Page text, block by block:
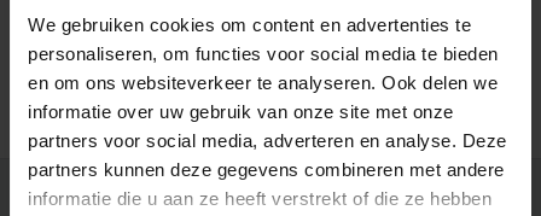
We gebruiken cookies om content en advertenties te
personaliseren, om functies voor social media te bieden
en om ons websiteverkeer te analyseren. Ook delen we
informatie over uw gebruik van onze site met onze
partners voor social media, adverteren en analyse. Deze
partners kunnen deze gegevens combineren met andere
informatie die u aan ze heeft verstrekt of die ze hebben
Login voor prijzen
Nieuwsbrief